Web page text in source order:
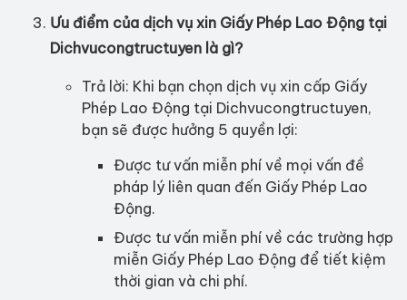
Ưu điểm của dịch vụ xin Giấy Phép Lao Động tại
Dichvucongtructuyen là gì?
Trả lời: Khi bạn chọn dịch vụ xin cấp Giấy
Phép Lao Động tại Dichvucongtructuyen,
bạn sẽ được hưởng 5 quyền lợi:
Được tư vấn miễn phí về mọi vấn đề
pháp lý liên quan đến Giấy Phép Lao
Động.
Được tư vấn miễn phí về các trường hợp
miễn Giấy Phép Lao Động để tiết kiệm
thời gian và chi phí.